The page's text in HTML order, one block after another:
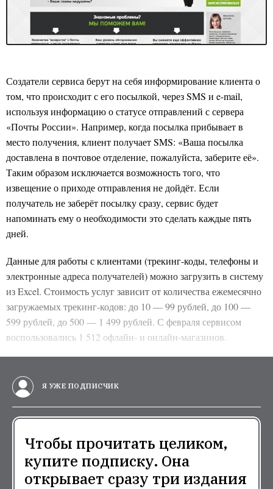
Создатели сервиса берут на себя информирование клиента о
том, что происходит с его посылкой, через SMS и e-mail,
используя информацию о статусе отправлений с сервера
«Почты России». Например, когда посылка прибывает в
место получения, клиент получает SMS: «Ваша посылка
доставлена в почтовое отделение, пожалуйста, заберите её».
Таким образом исключается возможность того, что
извещение о приходе отправления не дойдёт. Если
получатель не заберёт посылку сразу, сервис будет
напоминать ему о необходимости это сделать каждые пять
дней.
Данные для работы с клиентами (трекинг-коды, телефоны и
электронные адреса получателей) можно загрузить в систему
из Excel. Стоимость услуг зависит от количества ежемесячно
загружаемых трекинг-кодов: до 10 — 99 рублей, до 100 —
599 рублей, до 500 — 1 499 рублей. С февраля сервисом
воспользовались 1 512 офлайн- и онлайн-магазинов.
Я УЖЕ ПОДПИСЧИК
Чтобы прочитать целиком,
купите подписку. Она
открывает сразу три издания